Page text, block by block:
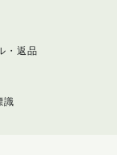
・返品
識